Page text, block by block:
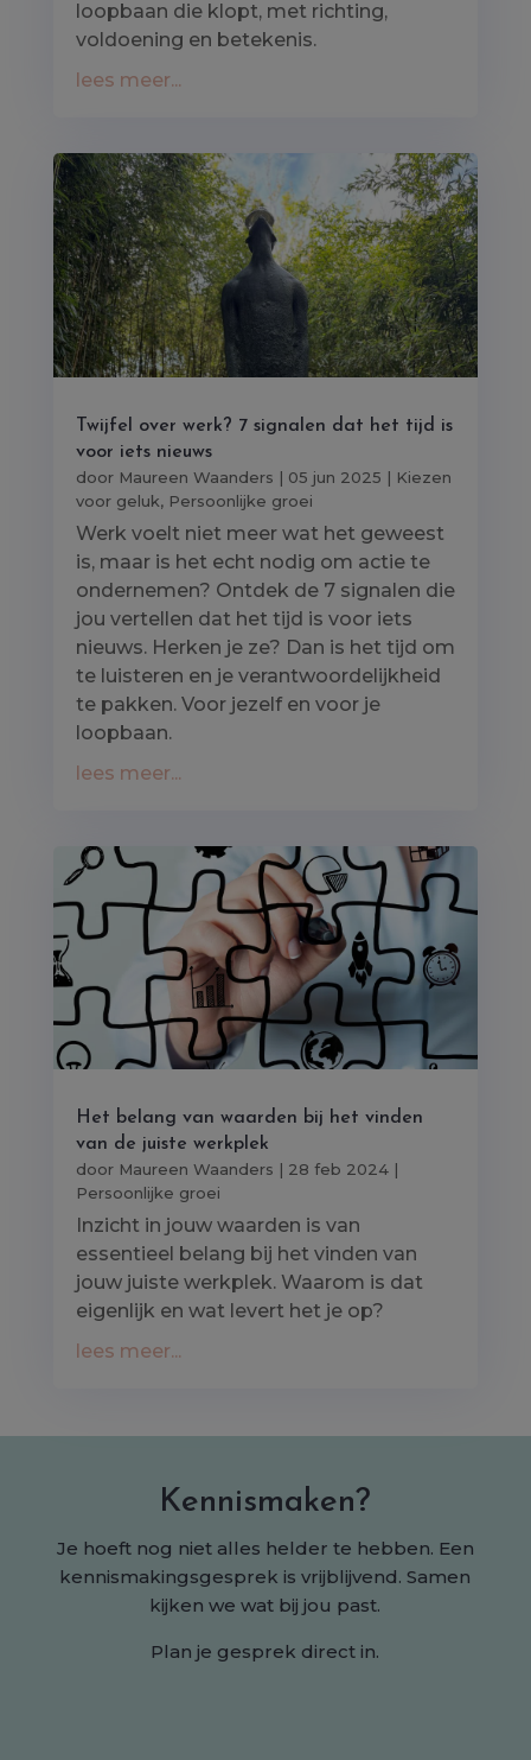
loopbaan die klopt, met richting,
voldoening en betekenis.
lees meer...
Twijfel over werk? 7 signalen dat het tijd is
voor iets nieuws
door Maureen Waanders | 05 jun 2025 | Kiezen
voor geluk, Persoonlijke groei
Werk voelt niet meer wat het geweest
is, maar is het echt nodig om actie te
ondernemen? Ontdek de 7 signalen die
jou vertellen dat het tijd is voor iets
nieuws. Herken je ze? Dan is het tijd om
te luisteren en je verantwoordelijkheid
te pakken. Voor jezelf en voor je
loopbaan.
lees meer...
Het belang van waarden bij het vinden
van de juiste werkplek
door Maureen Waanders | 28 feb 2024|
Persoonlijke groei
Inzicht in jouw waarden is van
essentieel belang bij het vinden van
jouw juiste werkplek. Waarom is dat
eigenlijk en wat levert het je op?
lees meer...
Kennismaken?
Je hoeft nog niet alles helder te hebben. Een
kennismakingsgesprek is vrijblijvend. Samen
kijken we wat bij jou past.
Plan je gesprek direct in.